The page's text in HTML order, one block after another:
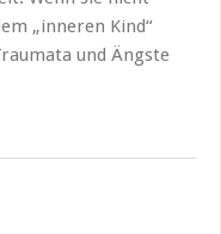
„inneren Kind“
und Ängste